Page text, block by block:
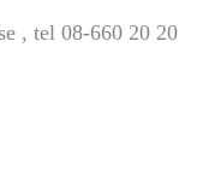
, tel 08-660 20 20